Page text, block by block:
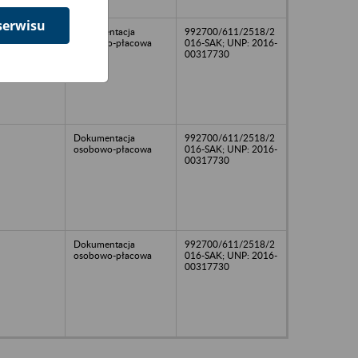
Dokumentacja
osobowo-płacowa
992700/611/2518/2
016-SAK; UNP: 2016-
00317730
Dokumentacja
osobowo-płacowa
992700/611/2518/2
016-SAK; UNP: 2016-
00317730
Dokumentacja
osobowo-płacowa
992700/611/2518/2
016-SAK; UNP: 2016-
00317730